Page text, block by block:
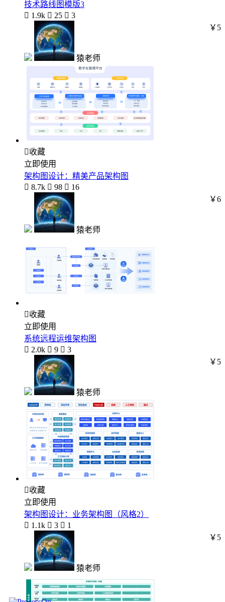
技术路线图模版3
 1.9k  25  3
猿老师
￥5
收藏
立即使用
架构图设计：精美产品架构图
 8.7k  98  16
猿老师
￥6
收藏
立即使用
系统远程运维架构图
 2.0k  9  3
猿老师
￥5
收藏
立即使用
架构图设计：业务架构图（风格2）
 1.1k  3  1
猿老师
￥5